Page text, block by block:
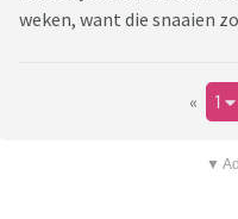
weken, want die snaaien
« 1
▼